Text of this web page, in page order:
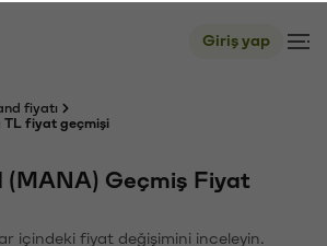
Giriş yap
fiyatı
TL fiyat geçmişi
(MANA) Geçmiş Fiyat
içindeki fiyat değişimini inceleyin.